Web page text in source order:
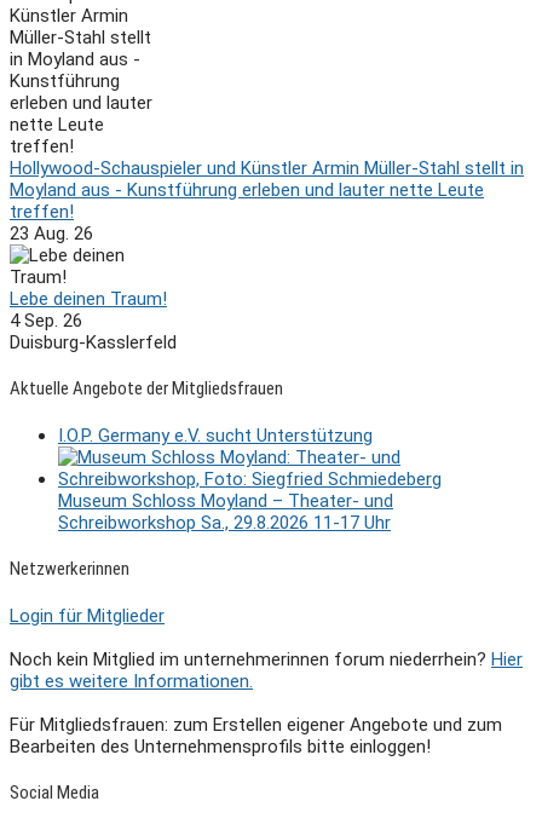
Hollywood-Schauspieler und Künstler Armin Müller-Stahl stellt in
Moyland aus - Kunstführung erleben und lauter nette Leute
treffen!
23 Aug. 26
Lebe deinen Traum!
4 Sep. 26
Duisburg-Kasslerfeld
Aktuelle Angebote der Mitgliedsfrauen
I.O.P. Germany e.V. sucht Unterstützung
Museum Schloss Moyland – Theater- und
Schreibworkshop Sa., 29.8.2026 11-17 Uhr
Netzwerkerinnen
Login für Mitglieder
Noch kein Mitglied im unternehmerinnen forum niederrhein? Hier
gibt es weitere Informationen.
Für Mitgliedsfrauen: zum Erstellen eigener Angebote und zum
Bearbeiten des Unternehmensprofils bitte einloggen!
Social Media